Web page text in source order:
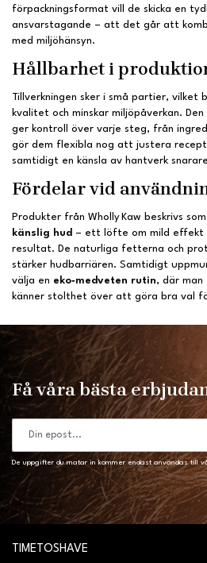
förpackningsformat vill de skicka en
ansvarstagande – att det går att
med miljöhänsyn.
Hållbarhet i
Tillverkningen sker i små partier, vilket
kvalitet och minskar miljöpåverkan.
ger kontroll över varje steg, från
gör dem flexibla nog att justera
samtidigt en känsla av hantverk
Fördelar vid
Produkter från Wholly Kaw beskrivs
känslig hud – ett löfte om mild effekt
resultat. De naturliga fetterna och
stärker hudbarriären. Samtidigt
välja en eko‑medveten rutin, där man
känner stolthet över att göra bra val
Få våra bästa
De uppgifter du matar in kommer endast användas till
TIMETOSHAVE